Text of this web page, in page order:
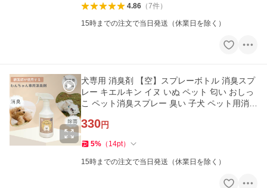
4.86（7件）
15時までの注文で当日発送（休業日を除く）
犬専用 消臭剤 【空】スプレーボトル 消臭スプ
レー キエルキン イヌ いぬ ペット 匂い おしっ
こ ペット消臭スプレー 臭い 子犬 ペット用消臭
330円
5% （ 14pt）
15時までの注文で当日発送（休業日を除く）